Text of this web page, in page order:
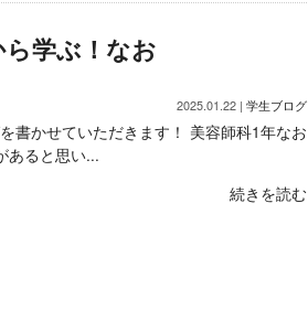
学ぶ！なお
2025.01.22 | 学生ブログ
書かせていただきます！ 美容師科1年なお
ると思い...
続きを読む